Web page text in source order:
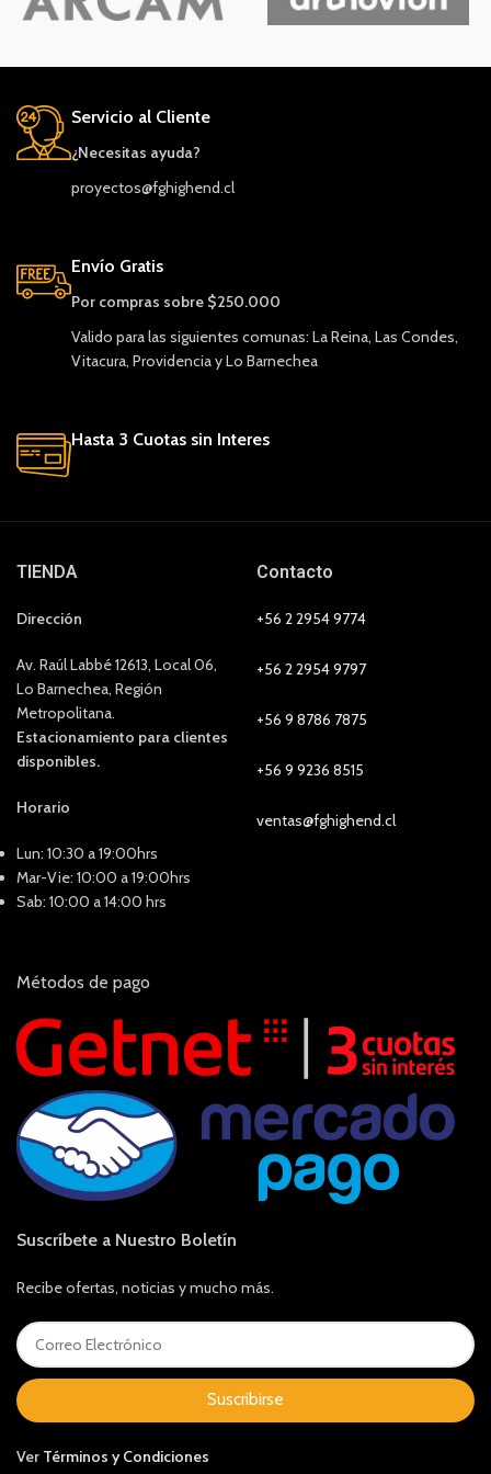
Servicio al Cliente
¿Necesitas ayuda?
proyectos@fghighend.cl
Envío Gratis
Por compras sobre $250.000
Valido para las siguientes comunas: La Reina, Las Condes,
Vitacura, Providencia y Lo Barnechea
Hasta 3 Cuotas sin Interes
TIENDA
Dirección
Av. Raúl Labbé 12613, Local 06,
Lo Barnechea, Región
Metropolitana.
Estacionamiento para clientes
disponibles.
Horario
Lun: 10:30 a 19:00hrs
Mar-Vie: 10:00 a 19:00hrs
Sab: 10:00 a 14:00 hrs
Contacto
+56 2 2954 9774
+56 2 2954 9797
+56 9 8786 7875
+56 9 9236 8515
ventas@fghighend.cl
Métodos de pago
Suscríbete a Nuestro Boletín
Recibe ofertas, noticias y mucho más.
Suscribirse
Ver Términos y Condiciones